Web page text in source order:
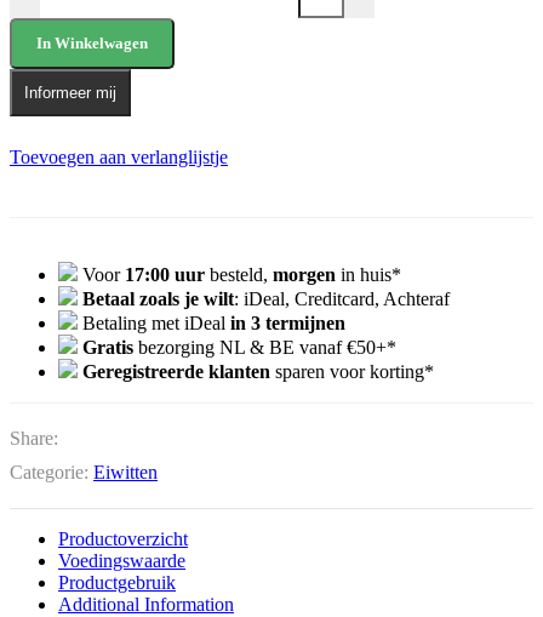
In Winkelwagen
Informeer mij
Toevoegen aan verlanglijstje
Voor 17:00 uur besteld, morgen in huis*
Betaal zoals je wilt: iDeal, Creditcard, Achteraf
Betaling met iDeal in 3 termijnen
Gratis bezorging NL & BE vanaf €50+*
Geregistreerde klanten sparen voor korting*
Share:
Categorie: Eiwitten
Productoverzicht
Voedingswaarde
Productgebruik
Additional Information